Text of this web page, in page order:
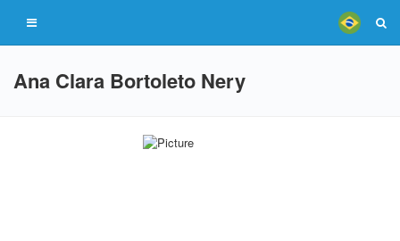
Ana Clara Bortoleto Nery